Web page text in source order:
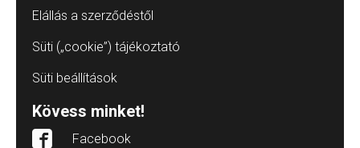
Elállás a szerződéstől
Süti („cookie”) tájékoztató
Süti beállítások
Kövess minket!
Facebook